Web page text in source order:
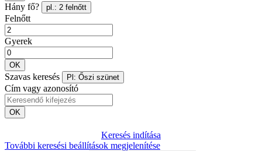
Hány fő? pl.: 2 felnőtt
Felnőtt
Gyerek
OK
Szavas keresés Pl: Őszi szünet
Cím vagy azonosító
OK
Keresés indítása
További keresési beállítások megjelenítése